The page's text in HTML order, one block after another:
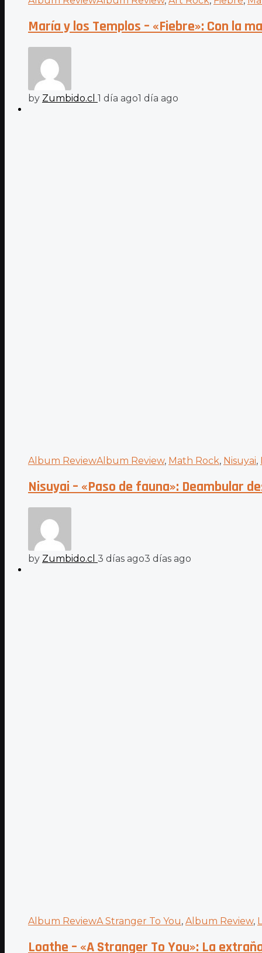
María y los Templos – «Fiebre»: Con la
by Zumbido.cl 1 día ago1 día ago
Album ReviewAlbum Review, Math Rock, Nisuyai,
Nisuyai – «Paso de fauna»: Deambular
by Zumbido.cl 3 días ago3 días ago
Album ReviewA Stranger To You, Album Review,
Loathe – «A Stranger To You»: La